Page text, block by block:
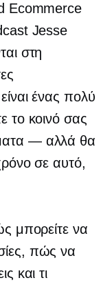
Ecommerce
Jesse
στη
ένας πολύ
το κοινό σας
— αλλά θα
σε αυτό,
μπορείτε να
πώς να
και τι